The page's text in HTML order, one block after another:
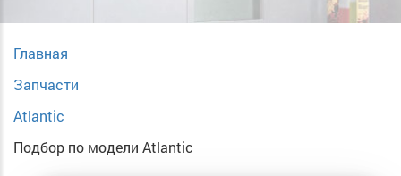
Главная
Запчасти
Atlantic
Подбор по модели Atlantic